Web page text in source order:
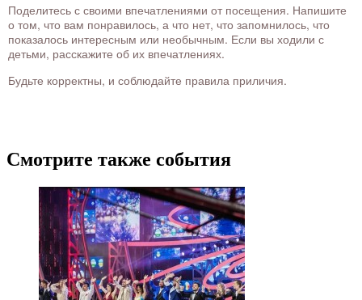
Поделитесь с своими впечатлениями от посещения. Напишите
о том, что вам понравилось, а что нет, что запомнилось, что
показалось интересным или необычным. Если вы ходили с
детьми, расскажите об их впечатлениях.
Будьте корректны, и соблюдайте правила приличия.
Смотрите также события